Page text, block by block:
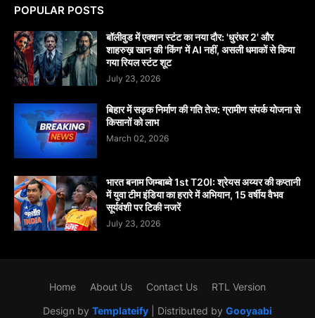
POPULAR POSTS
बॉलीवुड में एक्शन स्टंट का नया दौर: 'धुरंधर 2' और
शाहरुख़ खान की 'किंग' में AI नहीं, असली धमाकों से किया
गया रियल स्टंट शूट
July 23, 2026
बिहार में सड़क निर्माण की गति तेज: ग्रामीण संपर्क योजना से
किसानों को लाभ
March 02, 2026
भारत बनाम जिम्बाब्वे 1st T20I: श्रेयस अय्यर की कप्तानी
में युवा टीम इंडिया का हरारे में अभियान, 15 वर्षीय वैभव
सूर्यवंशी पर टिकी नजरें
July 23, 2026
Design by Templateify | Distributed by Gooyaabi
Home About Us Contact Us RTL Version